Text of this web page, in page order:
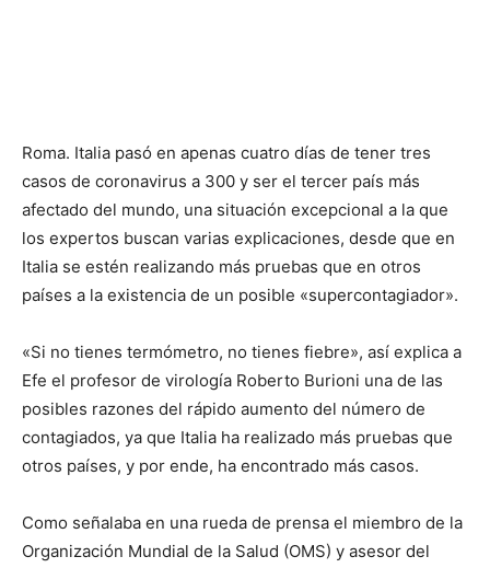
Roma. Italia pasó en apenas cuatro días de tener tres
casos de coronavirus a 300 y ser el tercer país más
afectado del mundo, una situación excepcional a la que
los expertos buscan varias explicaciones, desde que en
Italia se estén realizando más pruebas que en otros
países a la existencia de un posible «supercontagiador».
«Si no tienes termómetro, no tienes fiebre», así explica a
Efe el profesor de virología Roberto Burioni una de las
posibles razones del rápido aumento del número de
contagiados, ya que Italia ha realizado más pruebas que
otros países, y por ende, ha encontrado más casos.
Como señalaba en una rueda de prensa el miembro de la
Organización Mundial de la Salud (OMS) y asesor del